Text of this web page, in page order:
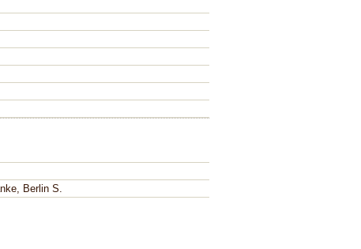
Berlin S.